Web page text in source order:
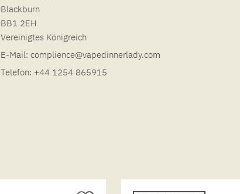
Blackburn
BB1 2EH
Vereinigtes Königreich
E-Mail: complience@vapedinnerlady.com
Telefon: +44 1254 865915